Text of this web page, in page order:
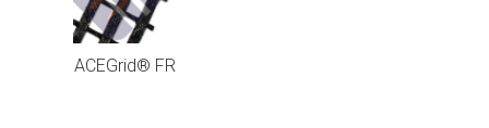
ACEGrid® FR